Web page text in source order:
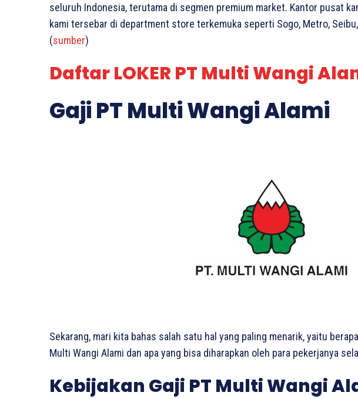
seluruh Indonesia, terutama di segmen premium market. Kantor pusat
kami tersebar di department store terkemuka seperti Sogo, Metro,
(sumber)
Daftar LOKER PT Multi Wangi
Gaji PT Multi Wangi Alami
Sekarang, mari kita bahas salah satu hal yang paling menarik, yaitu
Multi Wangi Alami dan apa yang bisa diharapkan oleh para pekerjanya
Kebijakan Gaji PT Multi Wangi